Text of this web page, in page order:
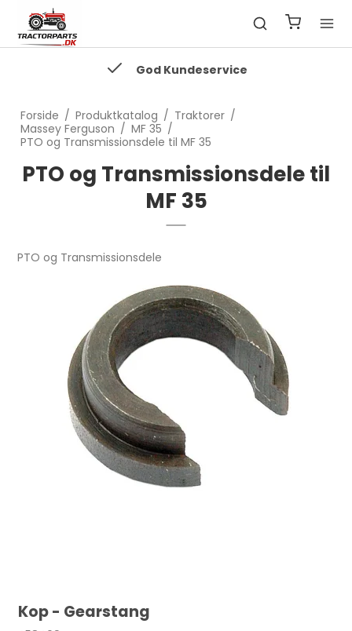
God Kundeservice
Forside / Produktkatalog / Traktorer /
Massey Ferguson / MF 35 /
PTO og Transmissionsdele til MF 35
PTO og Transmissionsdele til
MF 35
PTO og Transmissionsdele
Kop - Gearstang